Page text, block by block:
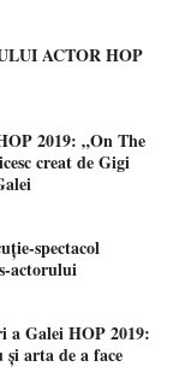
ACTOR HOP
2019: „On The
creat de Gigi
spectacol
actorului
a Galei HOP 2019:
arta de a face